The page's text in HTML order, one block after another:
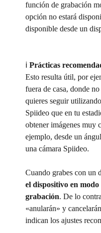
función de grabación
opción no estará
disponible desde un
ℹ️ Prácticas
Esto resulta útil, por
fuera de casa, donde
quieres seguir
Spiideo que en tu
obtener imágenes muy
ejemplo, desde un
una cámara Spiideo.
Cuando grabes con un
el dispositivo en
grabación. De lo
«anularán» y
indican los ajustes